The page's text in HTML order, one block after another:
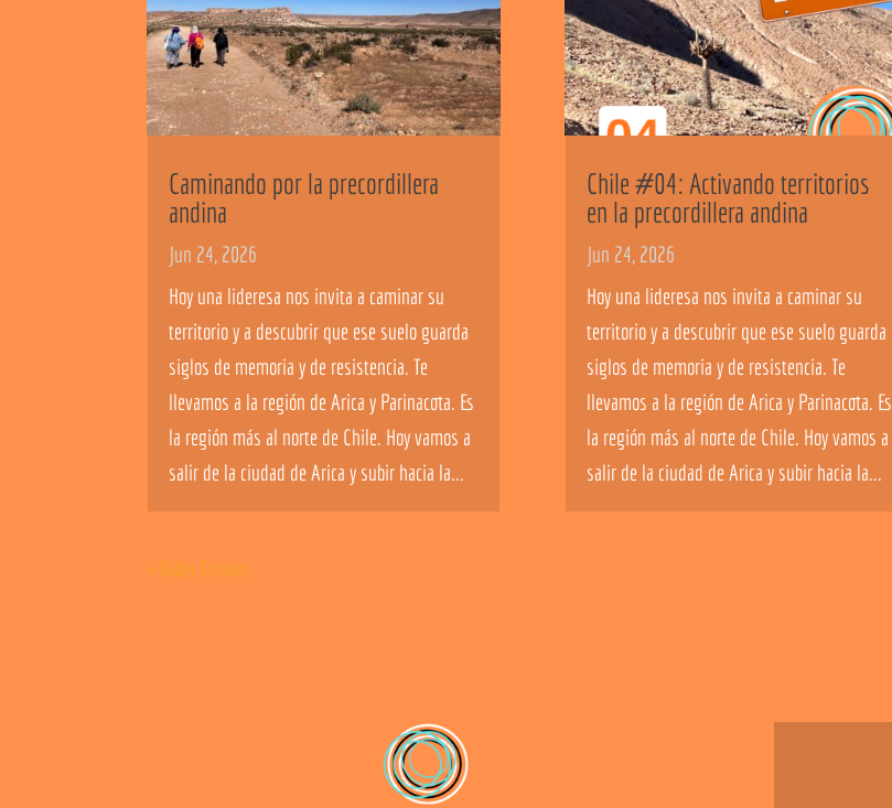
Caminando por la precordillera
andina
Jun 24, 2026
Hoy una lideresa nos invita a caminar su
territorio y a descubrir que ese suelo guarda
siglos de memoria y de resistencia. Te
llevamos a la región de Arica y Parinacota. Es
la región más al norte de Chile. Hoy vamos a
salir de la ciudad de Arica y subir hacia la...
Chile #04: Activando territorios
en la precordillera andina
Jun 24, 2026
Hoy una lideresa nos invita a caminar su
territorio y a descubrir que ese suelo guarda
siglos de memoria y de resistencia. Te
llevamos a la región de Arica y Parinacota. Es
la región más al norte de Chile. Hoy vamos a
salir de la ciudad de Arica y subir hacia la...
« Older Entries